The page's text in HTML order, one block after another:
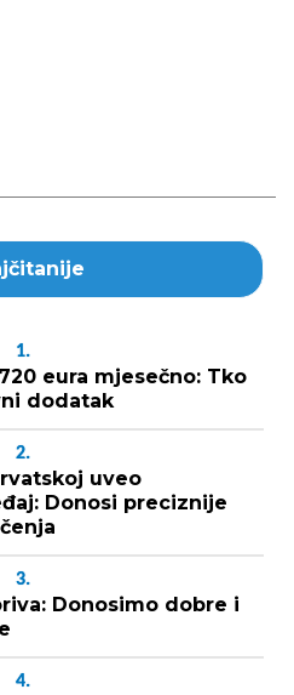
1.
eura mjesečno: Tko
dodatak
2.
uveo
Donosi preciznije
3.
Donosimo dobre i
4.